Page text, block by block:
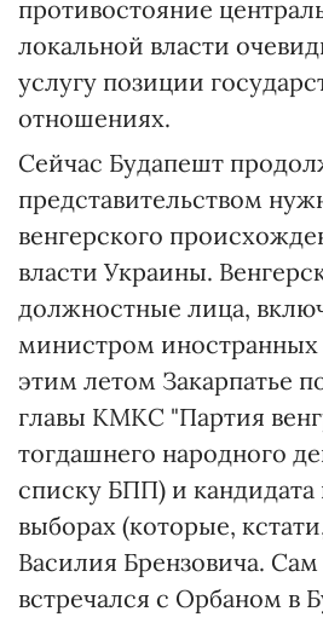
противостояние
локальной власти
услугу позиции
отношениях.
Сейчас Будапешт
представительством
венгерского
власти Украины.
должностные лица,
министром иностранных
этим летом Закарпатье
главы КМКС "Партия
тогдашнего народного
списку БПП) и
выборах (которые,
Василия Брензовича.
встречался с Орбаном в